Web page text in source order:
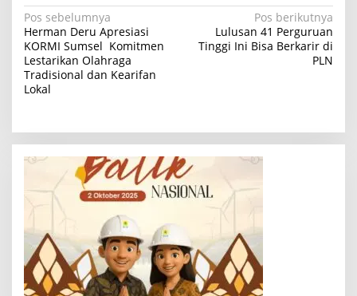
N
a
v
i
a
s
p
s
Pos sebelumnya
Herman Deru Apresiasi
KORMI Sumsel Komitmen
Lestarikan Olahraga
Tradisional dan Kearifan
Lokal
Pos berikutnya
Lulusan 41 Perguruan
Tinggi Ini Bisa Berkarir di
PLN